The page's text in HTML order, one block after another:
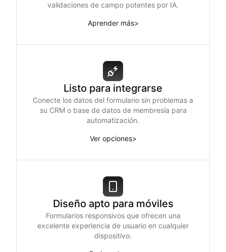
validaciones de campo potentes por IA.
Aprender más>
Listo para integrarse
Conecte los datos del formulario sin problemas a
su CRM o base de datos de membresía para
automatización.
Ver opciones>
Diseño apto para móviles
Formularios responsivos que ofrecen una
excelente experiencia de usuario en cualquier
dispositivo.